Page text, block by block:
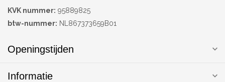
KVK nummer: 95889825
btw-nummer: NL867373659B01
Openingstijden
Informatie